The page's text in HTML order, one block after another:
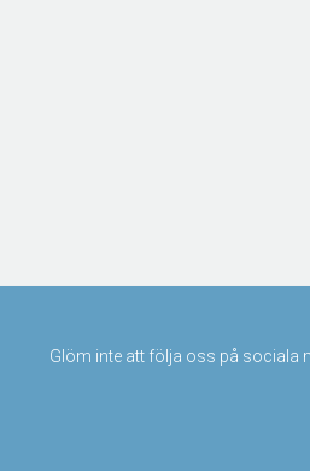
Glöm inte att följa oss på sociala